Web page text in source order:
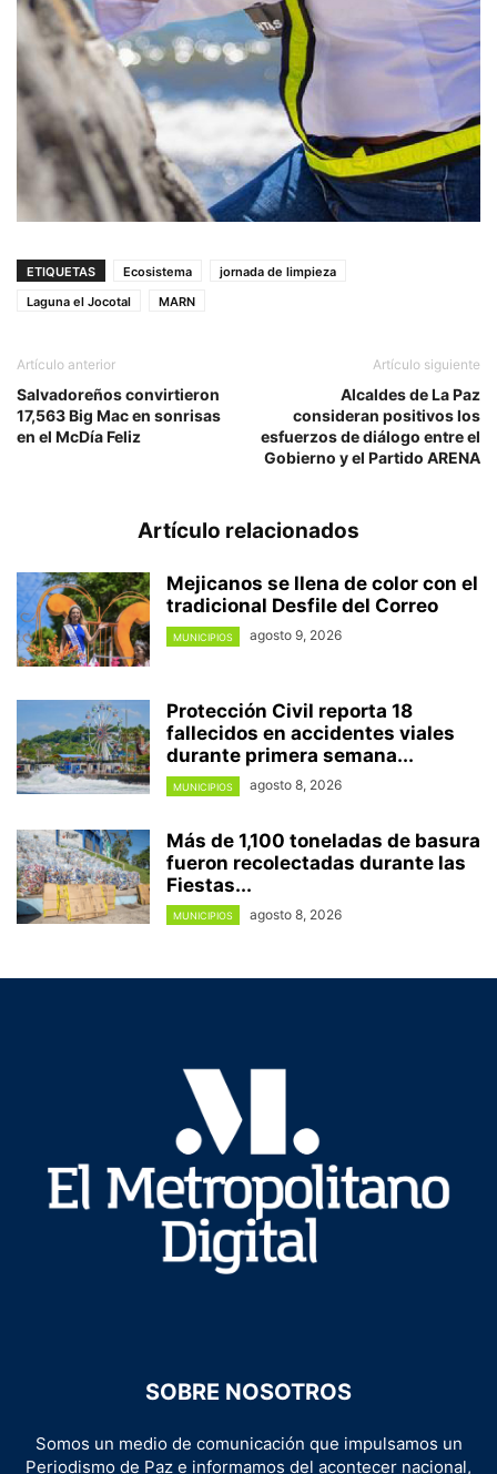
ETIQUETAS Ecosistema
jornada de limpieza
Laguna el Jocotal
MARN
Artículo anterior
Salvadoreños convirtieron
17,563 Big Mac en sonrisas
en el McDía Feliz
Artículo siguiente
Alcaldes de La Paz
consideran positivos los
esfuerzos de diálogo entre el
Gobierno y el Partido ARENA
Artículo relacionados
Mejicanos se llena de color con el
tradicional Desfile del Correo
MUNICIPIOS agosto 9, 2026
Protección Civil reporta 18
fallecidos en accidentes viales
durante primera semana...
MUNICIPIOS agosto 8, 2026
Más de 1,100 toneladas de basura
fueron recolectadas durante las
Fiestas...
MUNICIPIOS agosto 8, 2026
SOBRE NOSOTROS
Somos un medio de comunicación que impulsamos un
Periodismo de Paz e informamos del acontecer nacional,